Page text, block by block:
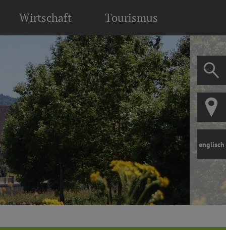
Wirtschaft Tourismus
englisch